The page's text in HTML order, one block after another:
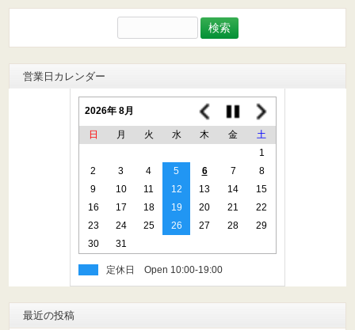
索:
営業日カレンダー
2026年 8月
日 月 火 水 木 金
土
1
2
3 4 5 6 7
8
9
10 11 12 13 14
15
16
17 18 19 20 21
22
23
24 25 26 27 28
29
30
31
定休日
最近の投稿